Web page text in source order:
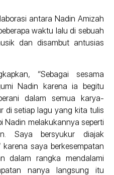
antara Nadin Amizah
waktu lalu di sebuah
dan disambut antusias
“Sebagai sesama
Nadin karena ia begitu
dalam semua karya-
di setiap lagu yang kita tulis
Nadin melakukannya seperti
Saya bersyukur diajak
karena saya berkesempatan
dalam rangka mendalami
nanya langsung itu